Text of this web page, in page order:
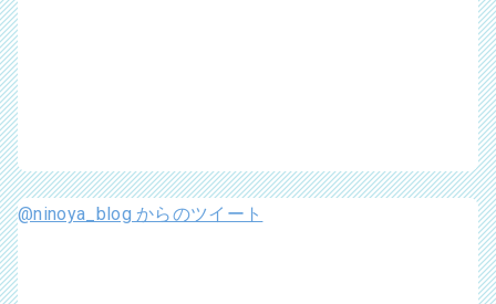
@ninoya_blog からのツイート